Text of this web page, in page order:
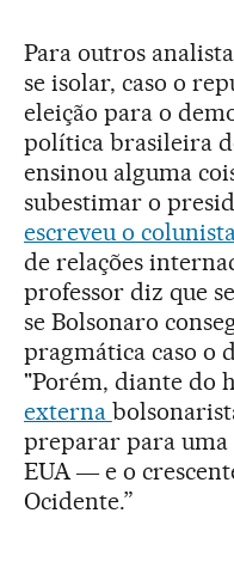
Para outros
se isolar, caso o
eleição para o
política brasileira
ensinou alguma
subestimar o
escreveu o
de relações
professor diz que
se Bolsonaro
pragmática caso o
"Porém, diante do
externa
preparar para uma
EUA ― e o
Ocidente.”